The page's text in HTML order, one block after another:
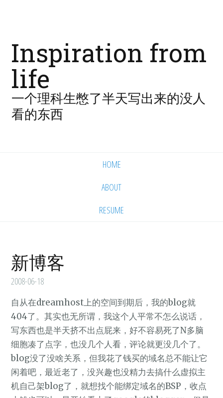
Inspiration from
life
一个理科生憋了半天写出来的没人
看的东西
HOME
ABOUT
RESUME
新博客
2008-06-18
自从在dreamhost上的空间到期后，我的blog就
404了。其实也无所谓，我这个人平常不怎么说话，
写东西也是半天挤不出点屁来，好不容易死了N多脑
细胞凑了点字，也没几个人看，评论就更没几个了。
blog没了没啥关系，但我花了钱买的域名总不能让它
闲着吧，最近老了，没兴趣也没精力去搞什么虚拟主
机自己架blog了，就想找个能绑定域名的BSP，收点